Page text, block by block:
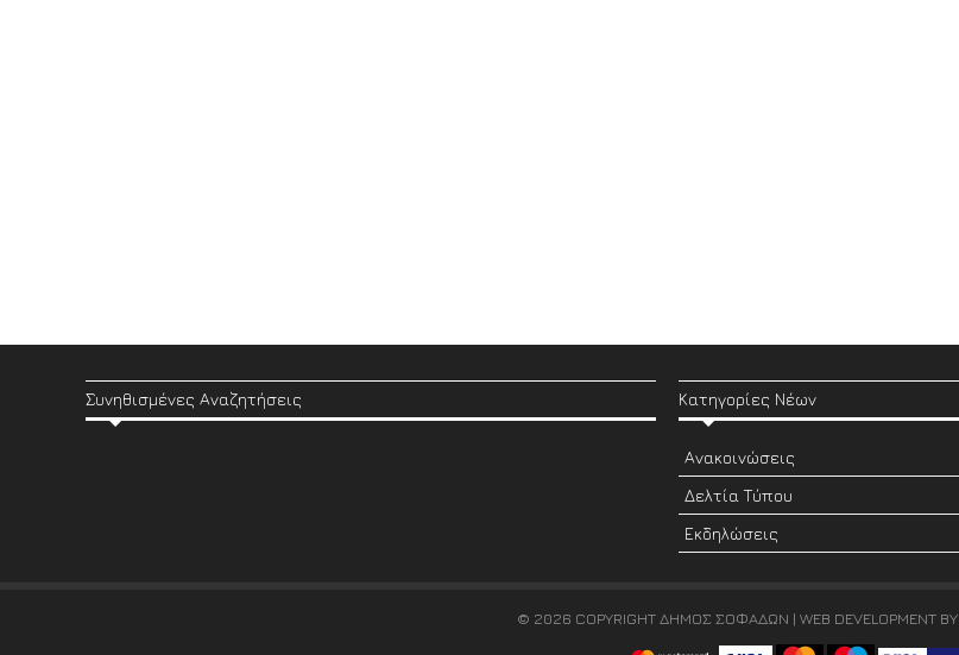
Συνηθισμένες Αναζητήσεις Κατηγορίες Νέων
Ανακοινώσεις
Δελτία Τύπου
Εκδηλώσεις
© 2026 COPYRIGHT ΔΗΜΟΣ ΣΟΦΑΔΩΝ | WEB DEVELOPMENT BY